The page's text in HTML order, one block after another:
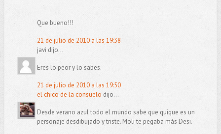
Que bueno!!!
21 de julio de 2010 a las 19:38
javi dijo...
Eres lo peor y lo sabes.
21 de julio de 2010 a las 19:50
el chico de la consuelo dijo...
Desde verano azul todo el mundo sabe que quique es un
personaje desdibujado y triste. Moli te pegaba más Desi.